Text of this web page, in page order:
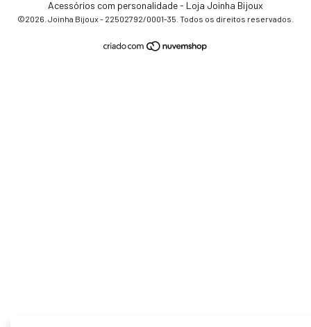
Acessórios com personalidade - Loja Joinha Bijoux
©2026. Joinha Bijoux - 22502792/0001-35. Todos os direitos reservados.